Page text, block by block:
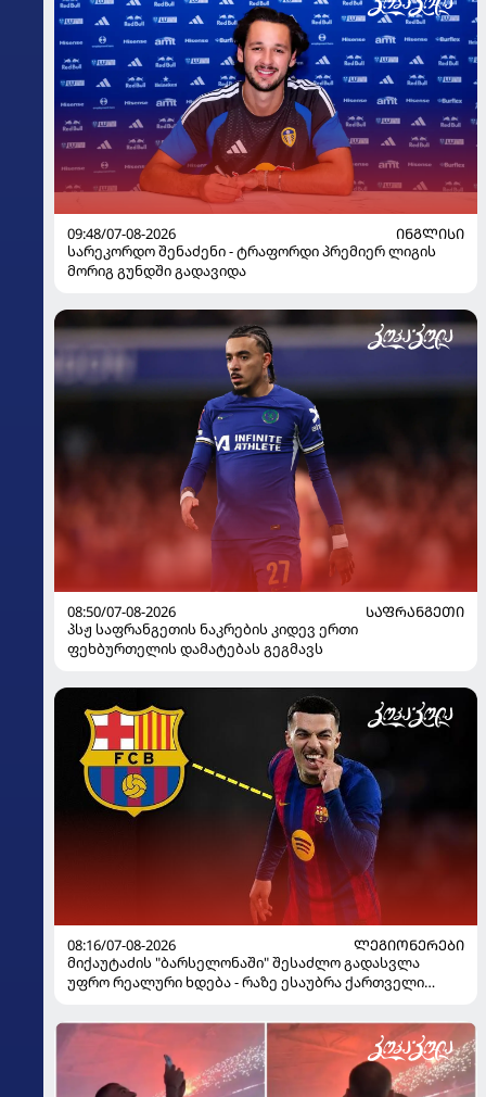
09:48/07-08-2026
ᲘᲜᲒᲚᲘᲡᲘ
სარეკორდო შენაძენი - ტრაფორდი პრემიერ ლიგის
მორიგ გუნდში გადავიდა
08:50/07-08-2026
ᲡᲐᲤᲠᲐᲜᲒᲔᲗᲘ
პსჟ საფრანგეთის ნაკრების კიდევ ერთი
ფეხბურთელის დამატებას გეგმავს
08:16/07-08-2026
ᲚᲔᲒᲘᲝᲜᲔᲠᲔᲑᲘ
მიქაუტაძის "ბარსელონაში" შესაძლო გადასვლა
უფრო რეალური ხდება - რაზე ესაუბრა ქართველი